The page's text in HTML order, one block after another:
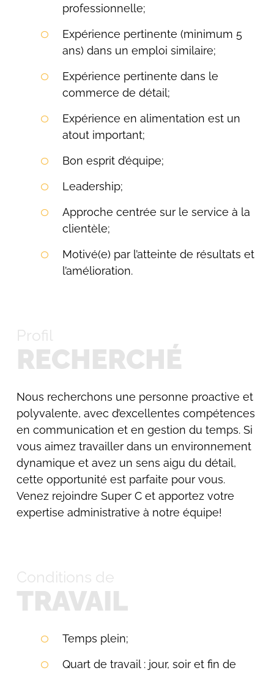
professionnelle;
Expérience pertinente (minimum 5
ans) dans un emploi similaire;
Expérience pertinente dans le
commerce de détail;
Expérience en alimentation est un
atout important;
Bon esprit d’équipe;
Leadership;
Approche centrée sur le service à la
clientèle;
Motivé(e) par l’atteinte de résultats et
l’amélioration.
Profil
RECHERCHÉ
Nous recherchons une personne proactive et
polyvalente, avec d’excellentes compétences
en communication et en gestion du temps. Si
vous aimez travailler dans un environnement
dynamique et avez un sens aigu du détail,
cette opportunité est parfaite pour vous.
Venez rejoindre Super C et apportez votre
expertise administrative à notre équipe!
Conditions de
TRAVAIL
Temps plein;
Quart de travail : jour, soir et fin de